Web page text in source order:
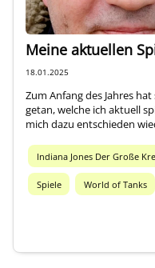
Meine aktuellen
18.01.2025
Zum Anfang des Jahres
getan, welche ich aktuell
mich dazu entschieden
Indiana Jones Der Große
Spiele World of Tanks